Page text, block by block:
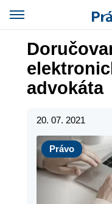
advokáta
20. 07. 2021
Právo
Právo